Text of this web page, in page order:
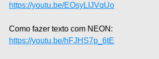
https://youtu.be/EOsyLIJVqUo
Como fazer texto com NEON:
https://youtu.be/hFJHS7p_6tE